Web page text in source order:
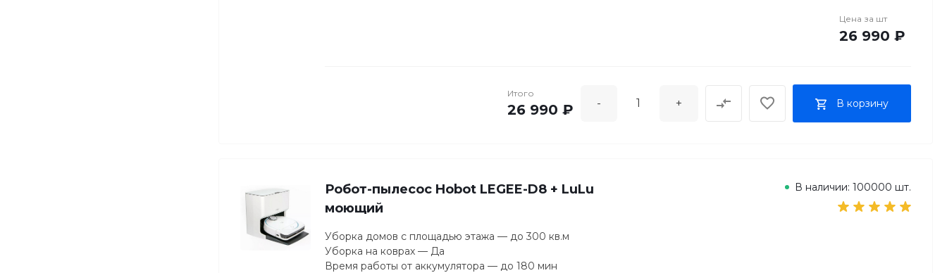
Цена за шт
26 990 ₽
Итого
26 990 ₽ - + В корзину
Робот-пылесос Hobot LEGEE-D8 + LuLu
моющий
В наличии: 100000 шт.
Уборка домов с площадью этажа — до 300 кв.м
Уборка на коврах — Да
Время работы от аккумулятора — до 180 мин